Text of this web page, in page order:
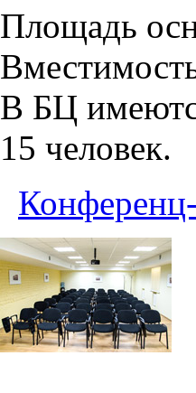
Площадь
В БЦ
15 человек.